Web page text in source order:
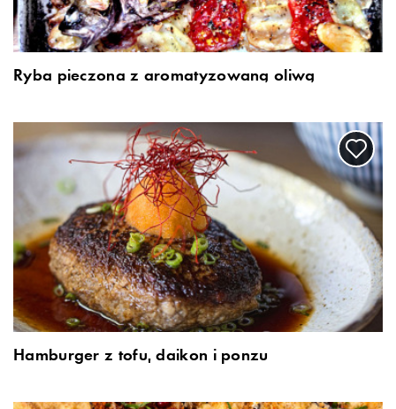
Ryba pieczona z aromatyzowaną oliwą
Hamburger z tofu, daikon i ponzu